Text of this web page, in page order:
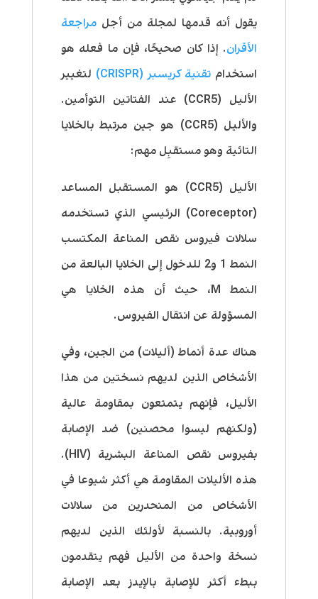
يقول أنه قدمها لمجلة من أجلمراجعة
الأقران. إذا كان صحيحًا، فإن ما فعله هو
استخدام تقنية كريسبر (CRISPR)
لتغيير
الأليل (CCR5) عند الفتاتين التوأمين.
والأليل (CCR5) هو جين مرتبط بالخلايا
التائية وهو مستقبِل مهم:
الأليل (CCR5) هو المستقبل المساعد
(Coreceptor) الرئيسي الذي تستخدمه
سلالات فيروس نقص المناعة المكتسب
النمط 1 و2 للدخول إلى الخلايا البالعة من
النمط M، حيث أن هذه الخلايا هي
المسؤولة عن انتقال الفيروس.
هناك عدة أنماط (أليلات) من الجين، وفي
الأشخاص الذين لديهم نسختين من هذا
الأليل، فإنهم يتمتعون بمقاومة عالية
(ولكنهم ليسوا محصنين) ضد الإصابة
بفيروس نقص المناعة البشرية (HIV).
هذه الأليلات المقاومة هي أكثر شيوعا في
الأشخاص من المنحدرين من سلالات
أوروبية. بالنسبة لأولئك الذين لديهم
نسخة واحدة من الأليل فهم يتقدمون
ببطء أكثر للإصابة بالإيدز بعد الإصابة